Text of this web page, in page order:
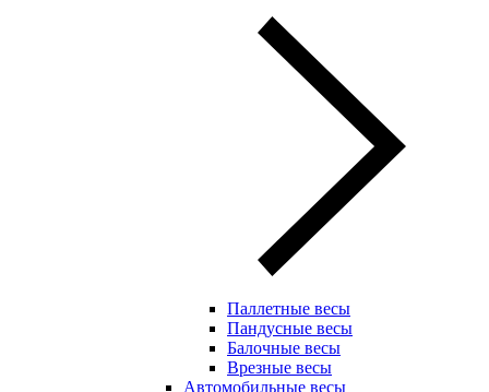
Паллетные весы
Пандусные весы
Балочные весы
Врезные весы
Автомобильные весы